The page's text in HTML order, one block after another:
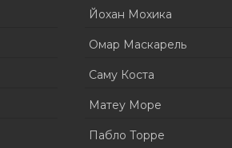
Йохан Мохика
Омар Маскарель
Саму Коста
Матеу Море
Пабло Торре